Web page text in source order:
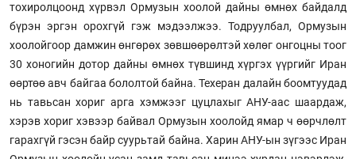
тохиролцоонд хүрвэл Ормузын хоолой дайны өмнөх байдалд
бүрэн эргэн орохгүй гэж мэдээлжээ. Тодруулбал, Ормузын
хоолойгоор дамжин өнгөрөх зөвшөөрөлтэй хөлөг онгоцны тоог
30 хоногийн дотор дайны өмнөх түвшинд хүргэх үүргийг Иран
өөртөө авч байгаа бололтой байна. Техеран далайн боомтуудад
нь тавьсан хориг арга хэмжээг цуцлахыг АНУ-аас шаардаж,
хэрэв хориг хэвээр байвал Ормузын хоолойд ямар ч өөрчлөлт
гарахгүй гэсэн байр суурьтай байна. Харин АНУ-ын зүгээс Иран